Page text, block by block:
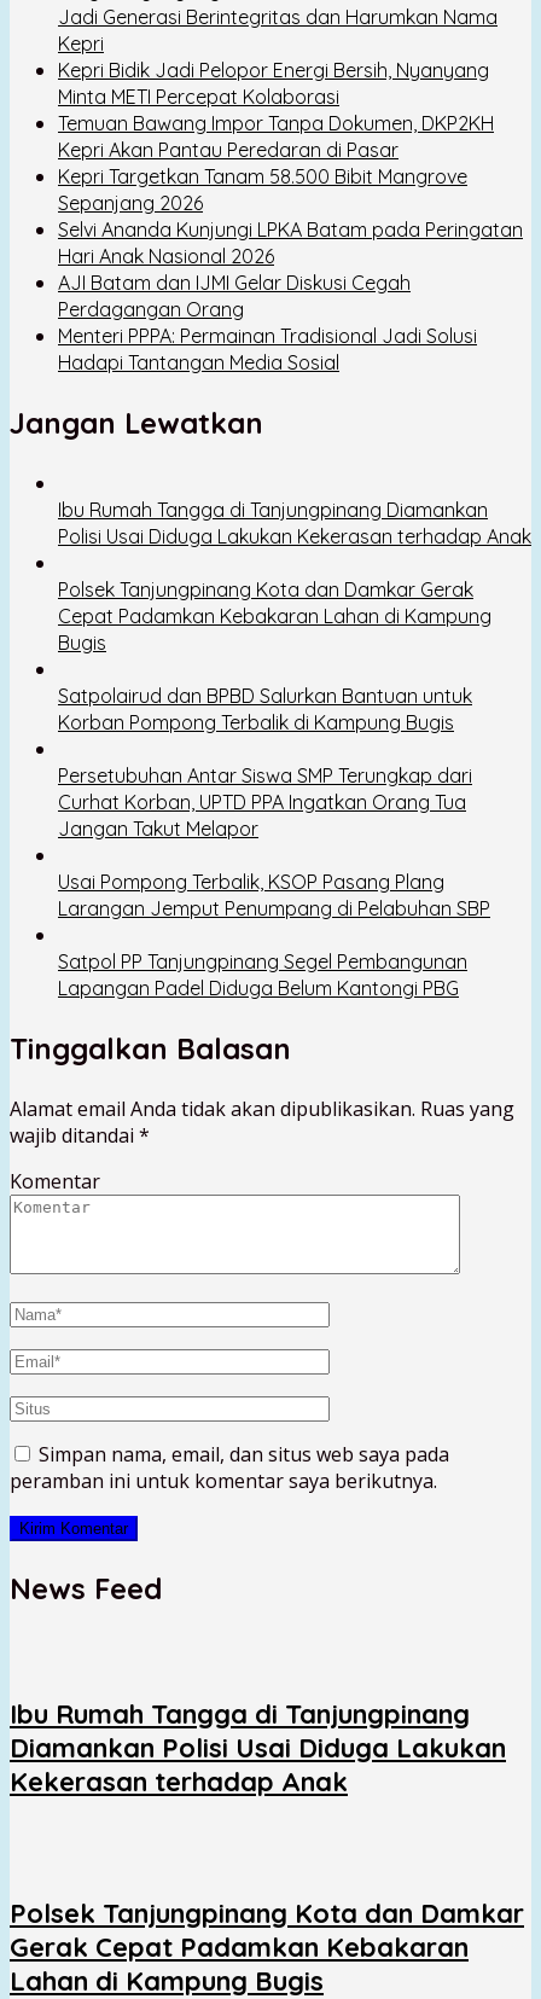
Jadi Generasi Berintegritas dan Harumkan Nama
Kepri
Kepri Bidik Jadi Pelopor Energi Bersih, Nyanyang
Minta METI Percepat Kolaborasi
Temuan Bawang Impor Tanpa Dokumen, DKP2KH
Kepri Akan Pantau Peredaran di Pasar
Kepri Targetkan Tanam 58.500 Bibit Mangrove
Sepanjang 2026
Selvi Ananda Kunjungi LPKA Batam pada Peringatan
Hari Anak Nasional 2026
AJI Batam dan IJMI Gelar Diskusi Cegah
Perdagangan Orang
Menteri PPPA: Permainan Tradisional Jadi Solusi
Hadapi Tantangan Media Sosial
Jangan Lewatkan
Ibu Rumah Tangga di Tanjungpinang Diamankan
Polisi Usai Diduga Lakukan Kekerasan terhadap Anak
Polsek Tanjungpinang Kota dan Damkar Gerak
Cepat Padamkan Kebakaran Lahan di Kampung
Bugis
Satpolairud dan BPBD Salurkan Bantuan untuk
Korban Pompong Terbalik di Kampung Bugis
Persetubuhan Antar Siswa SMP Terungkap dari
Curhat Korban, UPTD PPA Ingatkan Orang Tua
Jangan Takut Melapor
Usai Pompong Terbalik, KSOP Pasang Plang
Larangan Jemput Penumpang di Pelabuhan SBP
Satpol PP Tanjungpinang Segel Pembangunan
Lapangan Padel Diduga Belum Kantongi PBG
Tinggalkan Balasan
Alamat email Anda tidak akan dipublikasikan. Ruas yang
wajib ditandai *
Komentar
Simpan nama, email, dan situs web saya pada
peramban ini untuk komentar saya berikutnya.
News Feed
Ibu Rumah Tangga di Tanjungpinang
Diamankan Polisi Usai Diduga Lakukan
Kekerasan terhadap Anak
Polsek Tanjungpinang Kota dan Damkar
Gerak Cepat Padamkan Kebakaran
Lahan di Kampung Bugis